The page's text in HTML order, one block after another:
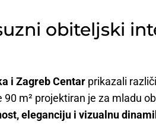
obiteljski
i Zagreb Centarprikazali
90 m² projektiran je za mladu
eleganciju i vizualnu